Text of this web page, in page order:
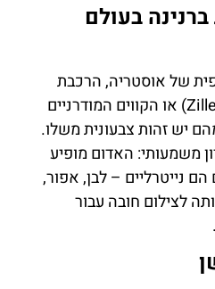
בעולם
של אוסטריה, הרכבת
הכחולה של זילרטל (Zillertal) או הקווים המודרניים
יש זהות צבעונית משלו.
משמעותי: האדום מופיע
נייטרליים – לבן, אפור,
לצילום חובה עבור